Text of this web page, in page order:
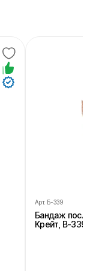
Арт. Б-339
Бандаж
Крейт, В-